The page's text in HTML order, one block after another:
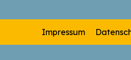
Impressum